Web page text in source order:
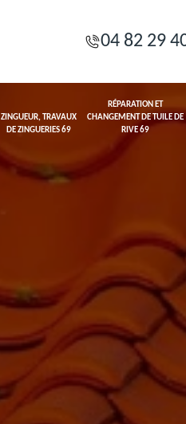
04 82 29
ZINGUEUR, TRAVAUX
DE ZINGUERIES 69
RÉPARATION ET
CHANGEMENT DE TUILE DE
RIVE 69